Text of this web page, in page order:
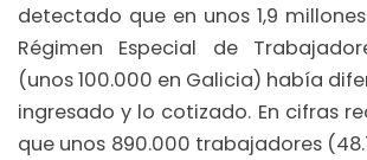
detectado que en unos 1,9
Régimen Especial de
(unos 100.000 en Galicia) había
ingresado y lo cotizado. En cifras
que unos 890.000 trabajadores